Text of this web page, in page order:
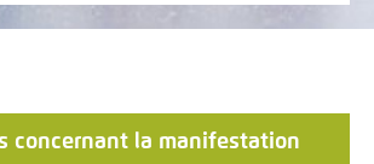
concernant la manifestation